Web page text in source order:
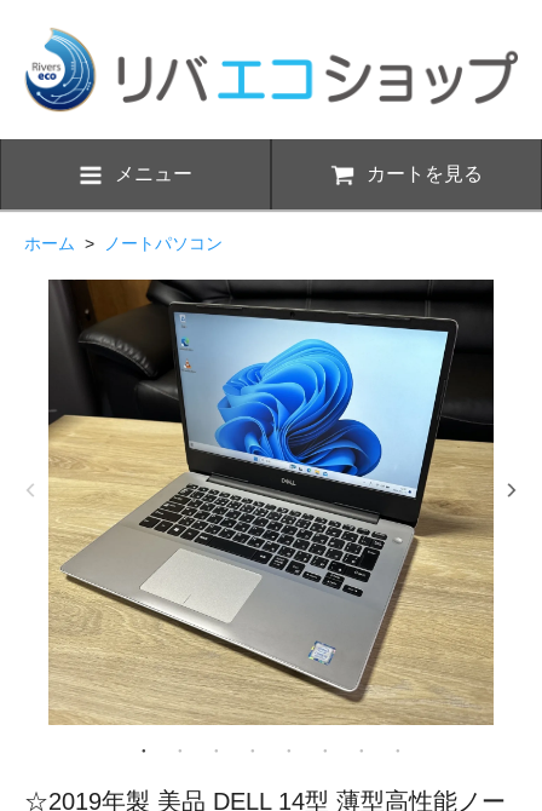
メニュー カートを見る
ホーム > ノートパソコン
☆2019年製 美品 DELL 14型 薄型高性能ノー